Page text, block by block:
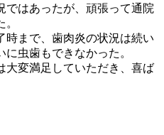
ではあったが、頑張って通院
時まで、歯肉炎の状況は続い
に虫歯もできなかった。
大変満足していただき、喜ば